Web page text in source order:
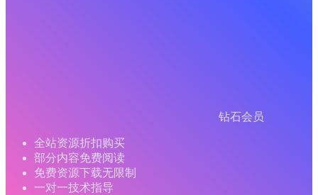
钻石会员
全站资源折扣购买
部分内容免费阅读
免费资源下载无限制
一对一技术指导